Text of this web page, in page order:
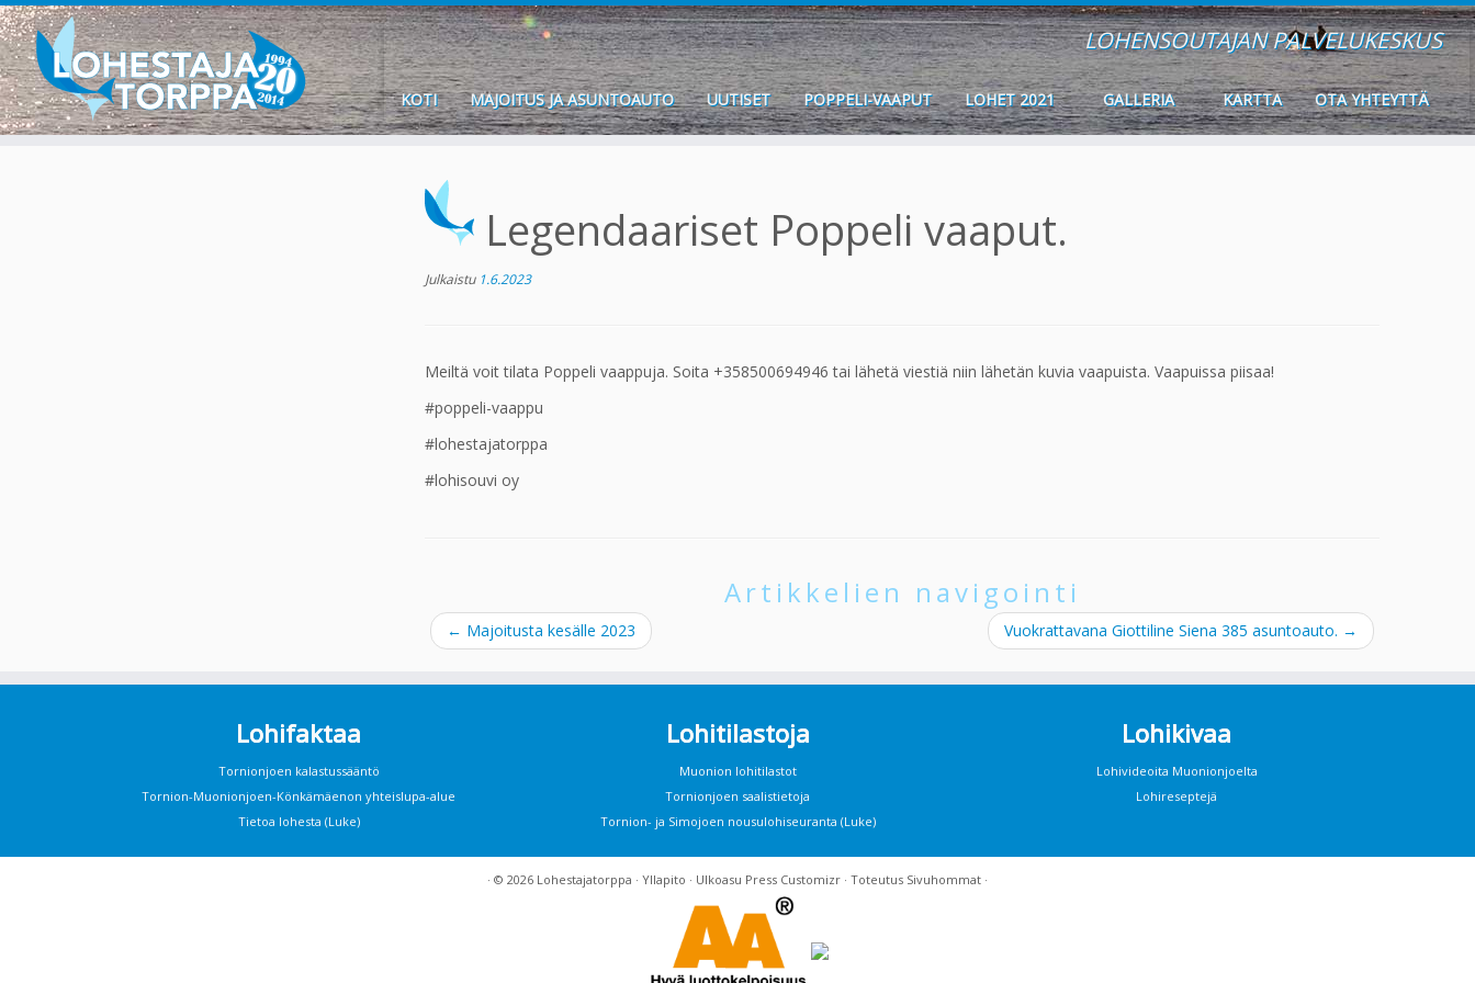
LOHENSOUTAJAN PALVELUKESKUS
KOTI MAJOITUS JA ASUNTOAUTO UUTISET POPPELI-VAAPUT LOHET 2021 GALLERIA KARTTA OTA YHTEYTTÄ
Legendaariset Poppeli vaaput.
Julkaistu 1.6.2023
Meiltä voit tilata Poppeli vaappuja. Soita +358500694946 tai lähetä viestiä niin lähetän kuvia vaapuista. Vaapuissa piisaa!
#poppeli-vaappu
#lohestajatorppa
#lohisouvi oy
Artikkelien navigointi
← Majoitusta kesälle 2023 Vuokrattavana Giottiline Siena 385 asuntoauto. →
Lohifaktaa
Tornionjoen kalastussääntö
Tornion-Muonionjoen-Könkämäenon yhteislupa-alue
Tietoa lohesta (Luke)
Lohitilastoja
Muonion lohitilastot
Tornionjoen saalistietoja
Tornion- ja Simojoen nousulohiseuranta (Luke)
Lohikivaa
Lohivideoita Muonionjoelta
Lohireseptejä
· © 2026 Lohestajatorppa · Yllapito · Ulkoasu Press Customizr · Toteutus Sivuhommat ·